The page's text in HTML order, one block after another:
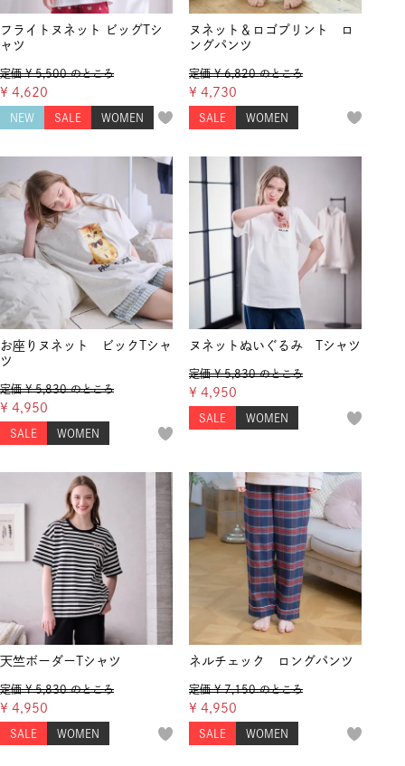
フライトヌネット ビッグTシ
ャツ
定価 ¥ 5,500 のところ
¥ 4,620
NEW SALE WOMEN
ヌネット＆ロゴプリント ロ
ングパンツ
定価 ¥ 6,820 のところ
¥ 4,730
SALE WOMEN
お座りヌネット ビックTシャ
ツ
定価 ¥ 5,830 のところ
¥ 4,950
SALE WOMEN
ヌネットぬいぐるみ Tシャツ
定価 ¥ 5,830 のところ
¥ 4,950
SALE WOMEN
天竺ボーダーTシャツ
定価 ¥ 5,830 のところ
¥ 4,950
SALE WOMEN
ネルチェック ロングパンツ
定価 ¥ 7,150 のところ
¥ 4,950
SALE WOMEN